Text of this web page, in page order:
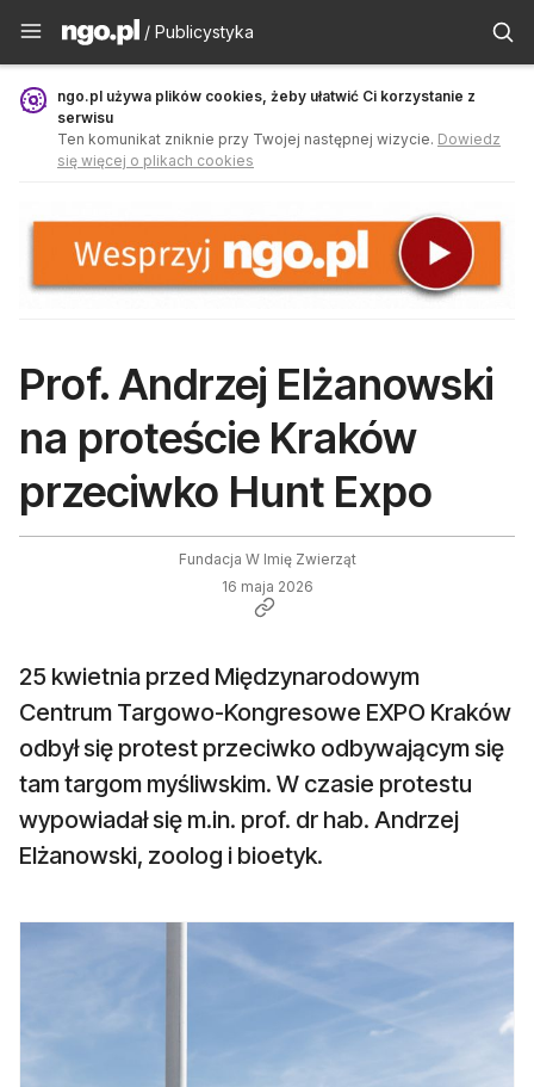
Publicystyka - ngo.pl
/ Publicystyka
ngo.pl używa plików cookies, żeby ułatwić Ci korzystanie z
serwisu
Ten komunikat zniknie przy Twojej następnej wizycie. Dowiedz
się więcej o plikach cookies
Prof. Andrzej Elżanowski
na proteście Kraków
przeciwko Hunt Expo
Fundacja W Imię Zwierząt
16 maja 2026
25 kwietnia przed Międzynarodowym
Centrum Targowo-Kongresowe EXPO Kraków
odbył się protest przeciwko odbywającym się
tam targom myśliwskim. W czasie protestu
wypowiadał się m.in. prof. dr hab. Andrzej
Elżanowski, zoolog i bioetyk.